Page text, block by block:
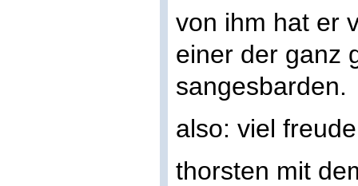
von ihm hat er
einer der ganz
sangesbarden.
also: viel
thorsten mit